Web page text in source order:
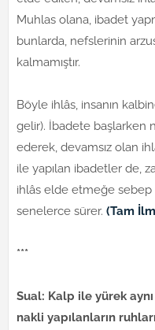
Muhlas olana, ibadet
bunlarda, nefslerinin
kalmamıştır.
Böyle ihlâs, insanın
gelir). İbadete başlarken
ederek, devamsız olan
ile yapılan ibadetler de,
ihlâs elde etmeğe sebep
senelerce sürer. (Tam
***
Sual: Kalp ile yürek
nakli yapılanların